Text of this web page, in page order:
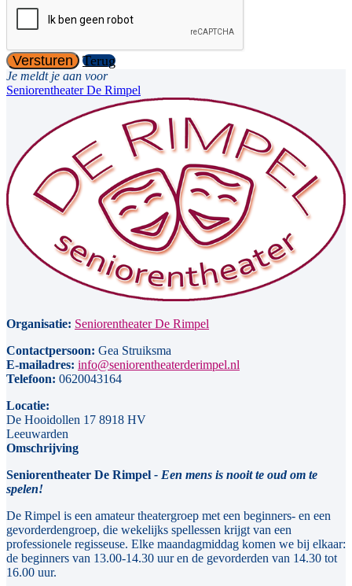
Versturen Terug
Je meldt je aan voor
Seniorentheater De Rimpel
Organisatie: Seniorentheater De Rimpel
Contactpersoon: Gea Struiksma
E-mailadres: info@seniorentheaterderimpel.nl
Telefoon: 0620043164
Locatie:
De Hooidollen 17 8918 HV
Leeuwarden
Omschrijving
Seniorentheater De Rimpel - Een mens is nooit te oud om te
spelen!
De Rimpel is een amateur theatergroep met een beginners- en een
gevorderdengroep, die wekelijks spellessen krijgt van een
professionele regisseuse. Elke maandagmiddag komen we bij elkaar:
de beginners van 13.00-14.30 uur en de gevorderden van 14.30 tot
16.00 uur.